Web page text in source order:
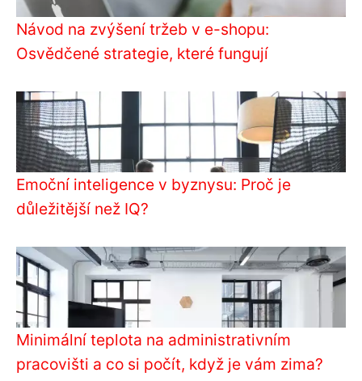
Návod na zvýšení tržeb v e-shopu:
Osvědčené strategie, které fungují
Emoční inteligence v byznysu: Proč je
důležitější než IQ?
Minimální teplota na administrativním
pracovišti a co si počít, když je vám zima?